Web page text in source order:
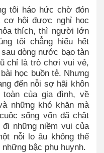
tôi háo hức chờ đón
cơ hội được nghỉ học
thích, thì người lớn
tôi chẳng hiểu hết
dòng nước bạo tàn
chỉ là trò chơi vui vẻ,
học buồn tẻ. Nhưng
đến nỗi sợ hãi khôn
của gia đình, về
những khó khăn mà
sống vốn đã chật
những niềm vui của
nỗi lo âu không thể
bậc phụ huynh.